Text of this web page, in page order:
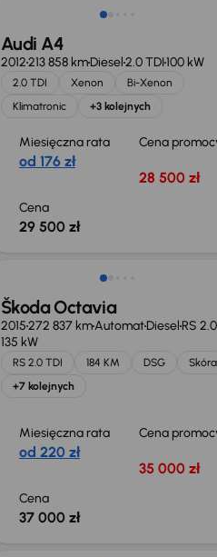
Audi A4
2012213 858 kmDiesel2.0 TDI100 kW
2.0 TDI Xenon
Bi-Xenon
Klimatronic
+3 kolejnych
Miesięczna rata
od 176 zł
Cena
28 500 zł
Cena
29 500 zł
Škoda Octavia
2015272 837 kmAutomatDiesel RS
135 kW
RS 2.0 TDI 184 KM DSG
Skóra
+7 kolejnych
Miesięczna rata
od 220 zł
Cena
35 000 zł
Cena
37 000 zł